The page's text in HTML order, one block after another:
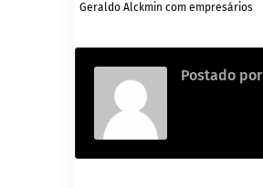
Geraldo Alckmin com empresários
Postado por